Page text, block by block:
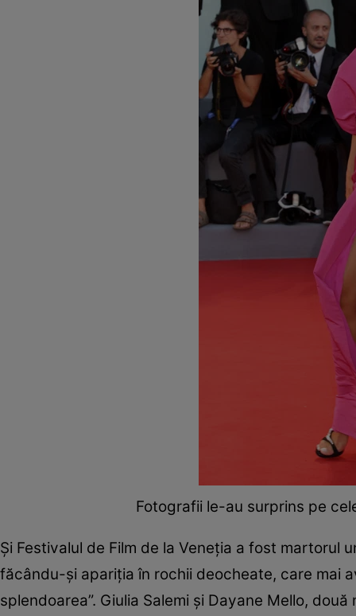
Fotografii le-au surprins pe
Și Festivalul de Film de la Veneția a fost martorul
făcându-și apariția în rochii deocheate, care mai
splendoarea”. Giulia Salemi și Dayane Mello,